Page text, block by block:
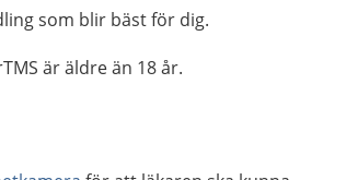
som blir bäst för dig.
är äldre än 18 år.